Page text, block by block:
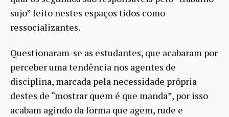
sujo” feito nestes espaços tidos como
ressocializantes.
Questionaram-se as estudantes, que acabaram por
perceber uma tendência nos agentes de
disciplina, marcada pela necessidade própria
destes de “mostrar quem é que manda”, por isso
acabam agindo da forma que agem, rude e